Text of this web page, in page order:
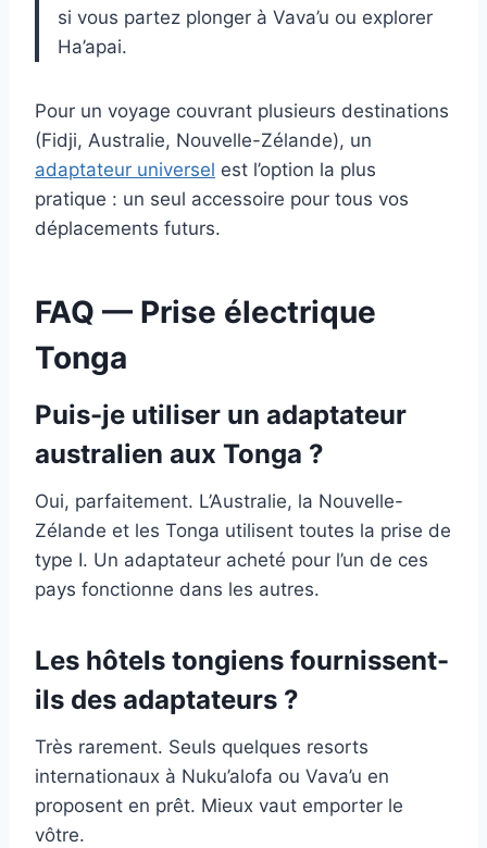
si vous partez plonger à Vava’u ou explorer
Ha’apai.
Pour un voyage couvrant plusieurs destinations
(Fidji, Australie, Nouvelle-Zélande), un
adaptateur universel est l’option la plus
pratique : un seul accessoire pour tous vos
déplacements futurs.
FAQ — Prise électrique
Tonga
Puis-je utiliser un adaptateur
australien aux Tonga ?
Oui, parfaitement. L’Australie, la Nouvelle-
Zélande et les Tonga utilisent toutes la prise de
type I. Un adaptateur acheté pour l’un de ces
pays fonctionne dans les autres.
Les hôtels tongiens fournissent-
ils des adaptateurs ?
Très rarement. Seuls quelques resorts
internationaux à Nuku’alofa ou Vava’u en
proposent en prêt. Mieux vaut emporter le
vôtre.